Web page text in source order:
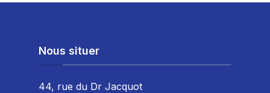
Nous situer
44, rue du Dr Jacquot